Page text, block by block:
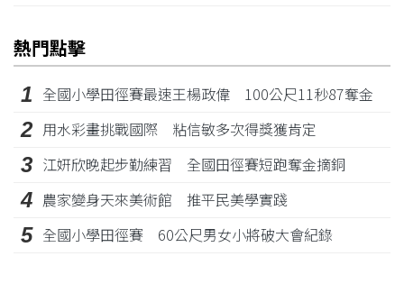
熱門點擊
1 全國小學田徑賽最速王楊政偉 100公尺11秒87奪金
2 用水彩畫挑戰國際 粘信敏多次得獎獲肯定
3 江姸欣晚起步勤練習 全國田徑賽短跑奪金摘銅
4 農家變身天來美術館 推平民美學實踐
5 全國小學田徑賽 60公尺男女小將破大會紀錄